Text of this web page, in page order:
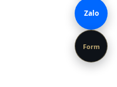
Zalo
Form